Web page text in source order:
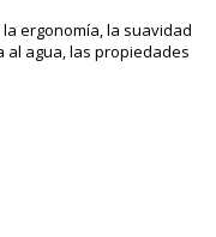
la ergonomía, la suavidad
al agua, las propiedades